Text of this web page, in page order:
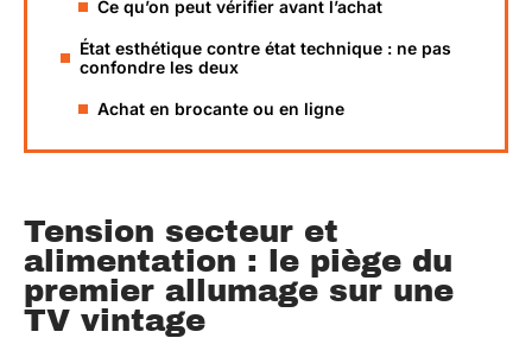
Ce qu’on peut vérifier avant l’achat
État esthétique contre état technique : ne pas
confondre les deux
Achat en brocante ou en ligne
Tension secteur et
alimentation : le piège du
premier allumage sur une
TV vintage